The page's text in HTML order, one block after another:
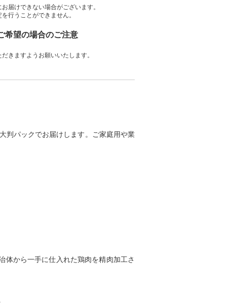
届けできない場合がございます。
行うことができません。
希望の場合のご注意
きますようお願いいたします。
判パックでお届けします。ご家庭用や業
体から一手に仕入れた鶏肉を精肉加工さ